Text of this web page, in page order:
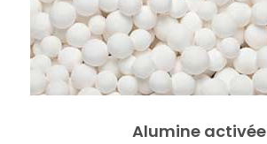
Alumine activée